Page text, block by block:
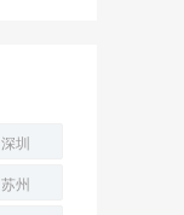
深圳
苏州